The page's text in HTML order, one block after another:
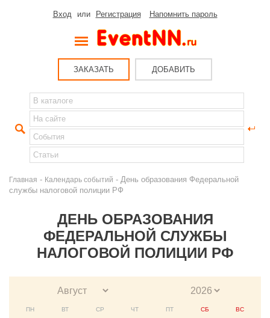
Вход или Регистрация Напомнить пароль
ЗАКАЗАТЬ ДОБАВИТЬ
Главная - Календарь событий - День образования Федеральной
службы налоговой полиции РФ
ДЕНЬ ОБРАЗОВАНИЯ
ФЕДЕРАЛЬНОЙ СЛУЖБЫ
НАЛОГОВОЙ ПОЛИЦИИ РФ
ПН ВТ СР ЧТ ПТ СБ ВС